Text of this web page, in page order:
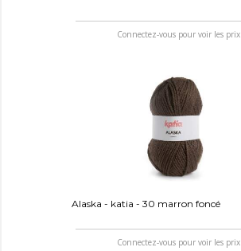
Connectez-vous pour voir les prix
Alaska - katia - 30 marron foncé
Connectez-vous pour voir les prix